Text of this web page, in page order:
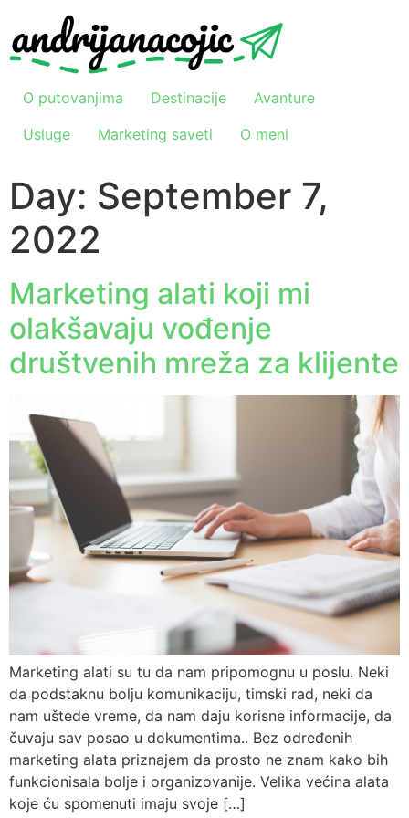
O putovanjima Destinacije
Avanture
Usluge
Marketing saveti O meni
Day: September 7,
2022
Marketing alati koji mi
olakšavaju vođenje
društvenih mreža za klijente
Marketing alati su tu da nam pripomognu u poslu. Neki
da podstaknu bolju komunikaciju, timski rad, neki da
nam uštede vreme, da nam daju korisne informacije, da
čuvaju sav posao u dokumentima.. Bez određenih
marketing alata priznajem da prosto ne znam kako bih
funkcionisala bolje i organizovanije. Velika većina alata
koje ću spomenuti imaju svoje […]